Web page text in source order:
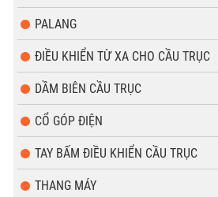
PALANG
ĐIỀU KHIỂN TỪ XA CHO CẦU TRỤC
DẦM BIÊN CẦU TRỤC
CỔ GÓP ĐIỆN
TAY BẤM ĐIỀU KHIỂN CẦU TRỤC
THANG MÁY